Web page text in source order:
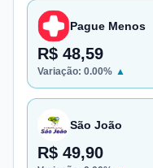
Pague Menos
R$ 48,59
Variação: 0.00% ▲
São João
R$ 49,90